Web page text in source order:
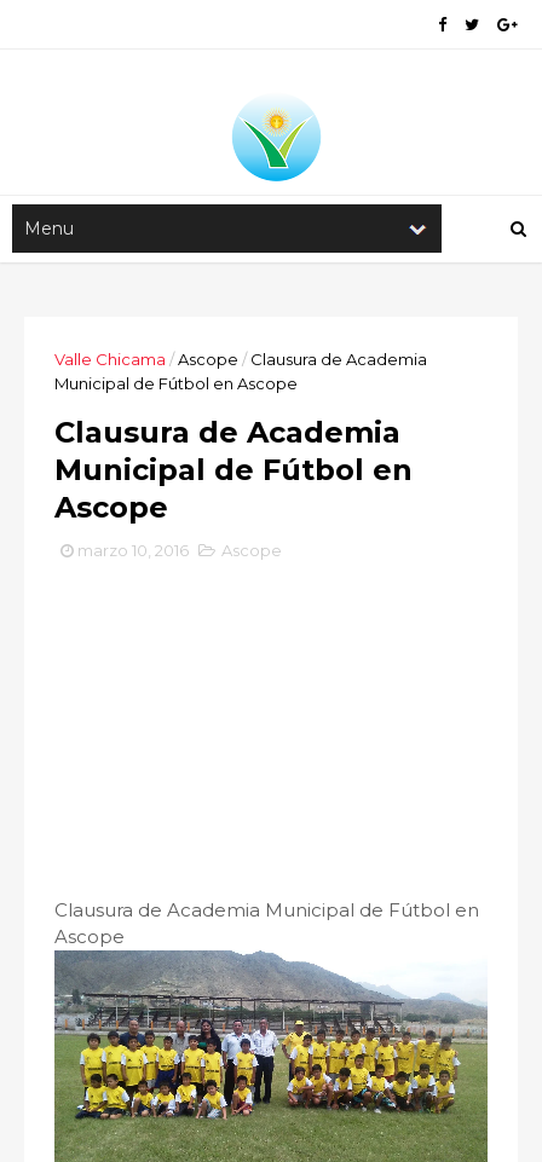
Valle Chicama /Ascope / Clausura de Academia
Municipal de Fútbol en Ascope
Clausura de Academia
Municipal de Fútbol en
Ascope
marzo 10, 2016 Ascope
Clausura de Academia Municipal de Fútbol en
Ascope